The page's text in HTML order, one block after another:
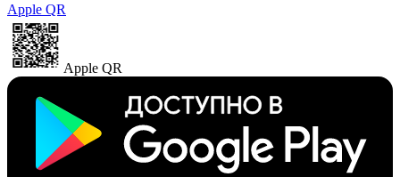
Apple QR
Apple QR